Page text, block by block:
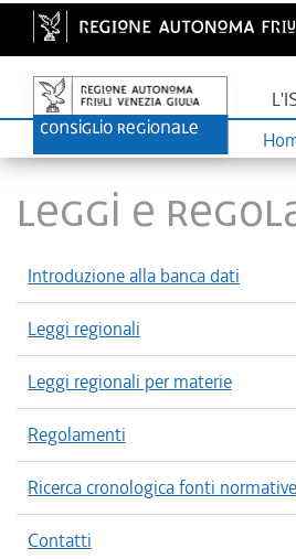
LEGGI E
Introduzione alla banca dati
Leggi regionali
Leggi regionali per materie
Regolamenti
Ricerca cronologica fonti normative
Contatti